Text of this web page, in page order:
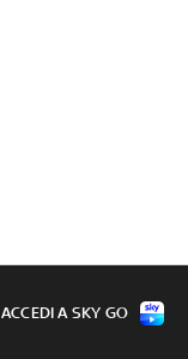
ACCEDI A SKY GO